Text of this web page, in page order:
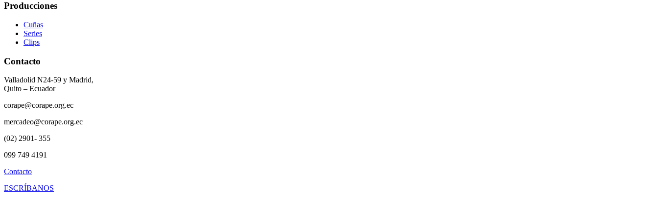
Producciones
Cuñas
Series
Clips
Contacto
Valladolid N24-59 y Madrid,
Quito – Ecuador
corape@corape.org.ec
mercadeo@corape.org.ec
(02) 2901- 355
099 749 4191
Contacto
ESCRÍBANOS